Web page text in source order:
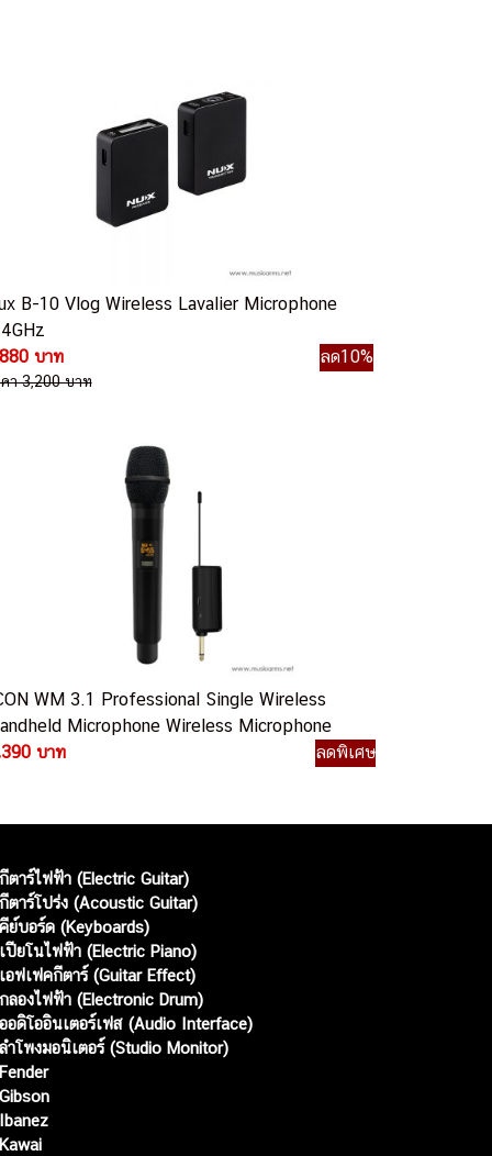
B-10 Vlog Wireless Lavalier Microphone
บาท
ลด10%
า 3,200 บาท
WM 3.1 Professional Single Wireless
Microphone Wireless Microphone
บาท
ลดพิเศษ
กีตาร์ไฟฟ้า (Electric Guitar)
กีตาร์โปร่ง (Acoustic Guitar)
คีย์บอร์ด (Keyboards)
เปียโนไฟฟ้า (Electric Piano)
เอฟเฟคกีตาร์ (Guitar Effect)
กลองไฟฟ้า (Electronic Drum)
ออดิโออินเตอร์เฟส (Audio Interface)
ลำโพงมอนิเตอร์ (Studio Monitor)
Fender
Gibson
Ibanez
Kawai